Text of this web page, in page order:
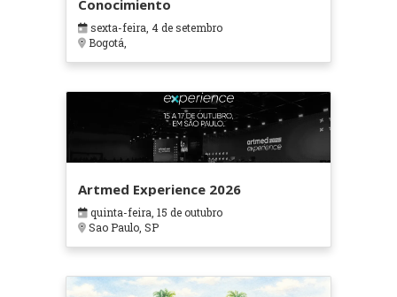
Conocimiento
sexta-feira, 4 de setembro
Bogotá,
Artmed Experience 2026
quinta-feira, 15 de outubro
Sao Paulo, SP